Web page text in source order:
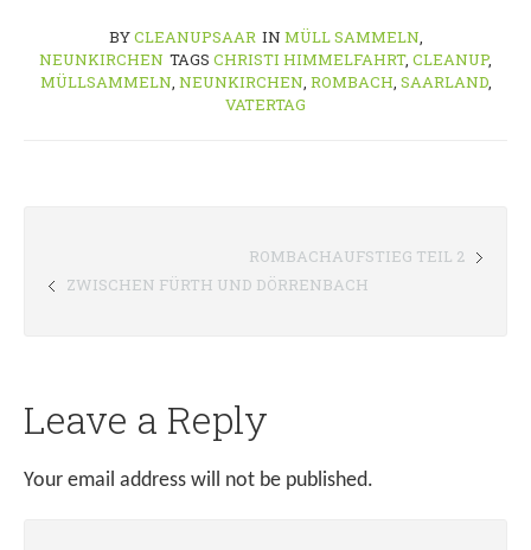
BYCLEANUPSAAR IN MÜLL SAMMELN,
NEUNKIRCHEN TAGS CHRISTI HIMMELFAHRT, CLEANUP,
MÜLLSAMMELN, NEUNKIRCHEN, ROMBACH, SAARLAND,
VATERTAG
ROMBACHAUFSTIEG TEIL 2
ZWISCHEN FÜRTH UND DÖRRENBACH
Leave a Reply
Your email address will not be published.